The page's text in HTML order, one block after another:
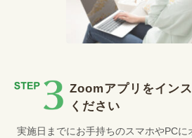
Zoomアプリをイン
ください
実施日までにお手持ちのスマホやPCに